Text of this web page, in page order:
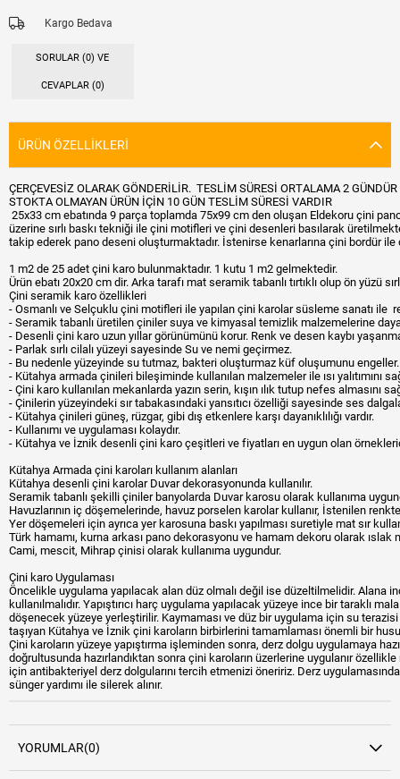
Kargo Bedava
SORULAR (0) VE
CEVAPLAR (0)
ÜRÜN ÖZELLIKLERI
ÇERÇEVESİZ OLARAK GÖNDERİLİR. TESLİM SÜRESİ ORTALAMA 2
STOKTA OLMAYAN ÜRÜN İÇİN 10 GÜN TESLİM SÜRESİ VARDIR
25x33 cm ebatında 9 parça toplamda 75x99 cm den oluşan Eldekoru çini
üzerine sırlı baskı tekniği ile çini motifleri ve çini desenleri basılarak
takip ederek pano deseni oluşturmaktadır. İstenirse kenarlarına çini bordür ile
1 m2 de 25 adet çini karo bulunmaktadır. 1 kutu 1 m2 gelmektedir.
Ürün ebatı 20x20 cm dir. Arka tarafı mat seramik tabanlı tırtıklı olup ön yüzü
Çini seramik karo özellikleri
- Osmanlı ve Selçuklu çini motifleri ile yapılan çini karolar süsleme sanatı
- Seramik tabanlı üretilen çiniler suya ve kimyasal temizlik malzemelerine
- Desenli çini karo uzun yıllar görünümünü korur. Renk ve desen kaybı
- Parlak sırlı cilalı yüzeyi sayesinde Su ve nemi geçirmez.
- Bu nedenle yüzeyinde su tutmaz, bakteri oluşturmaz küf oluşumunu engeller.
- Kütahya armada çinileri bileşiminde kullanılan malzemeler ile ısı yalıtımını
- Çini karo kullanılan mekanlarda yazın serin, kışın ılık tutup nefes almasını
- Çinilerin yüzeyindeki sır tabakasındaki yansıtıcı özelliği sayesinde ses
- Kütahya çinileri güneş, rüzgar, gibi dış etkenlere karşı dayanıklılığı vardır.
- Kullanımı ve uygulaması kolaydır.
- Kütahya ve İznik desenli çini karo çeşitleri ve fiyatları en uygun olan
Kütahya Armada çini karoları kullanım alanları
Kütahya desenli çini karolar Duvar dekorasyonunda kullanılır.
Seramik tabanlı şekilli çiniler banyolarda Duvar karosu olarak kullanıma
Havuzlarının iç döşemelerinde, havuz porselen karolar kullanır, İstenilen
Yer döşemeleri için ayrıca yer karosuna baskı yapılması suretiyle mat sır
Türk hamamı, kurna arkası pano dekorasyonu ve hamam dekoru olarak ıslak
Cami, mescit, Mihrap çinisi olarak kullanıma uygundur.
Çini karo Uygulaması
Öncelikle uygulama yapılacak alan düz olmalı değil ise düzeltilmelidir. Alana
kullanılmalıdır. Yapıştırıcı harç uygulama yapılacak yüzeye ince bir taraklı
döşenecek yüzeye yerleştirilir. Kaymaması ve düz bir uygulama için su
taşıyan Kütahya ve İznik çini karoların birbirlerini tamamlaması önemli bir
Çini karoların yüzeye yapıştırma işleminden sonra, derz dolgu uygulamaya
doğrultusunda hazırlandıktan sonra çini karoların üzerlerine uygulanır
için antibakteriyel derz dolgularını tercih etmenizi öneririz. Derz
sünger yardımı ile silerek alınır.
YORUMLAR(0)